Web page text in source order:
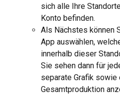
sich alle Ihre
Konto befinden.
Als Nächstes können
App auswählen,
innerhalb dieser
Sie sehen dann für
separate Grafik sowie
Gesamtproduktion